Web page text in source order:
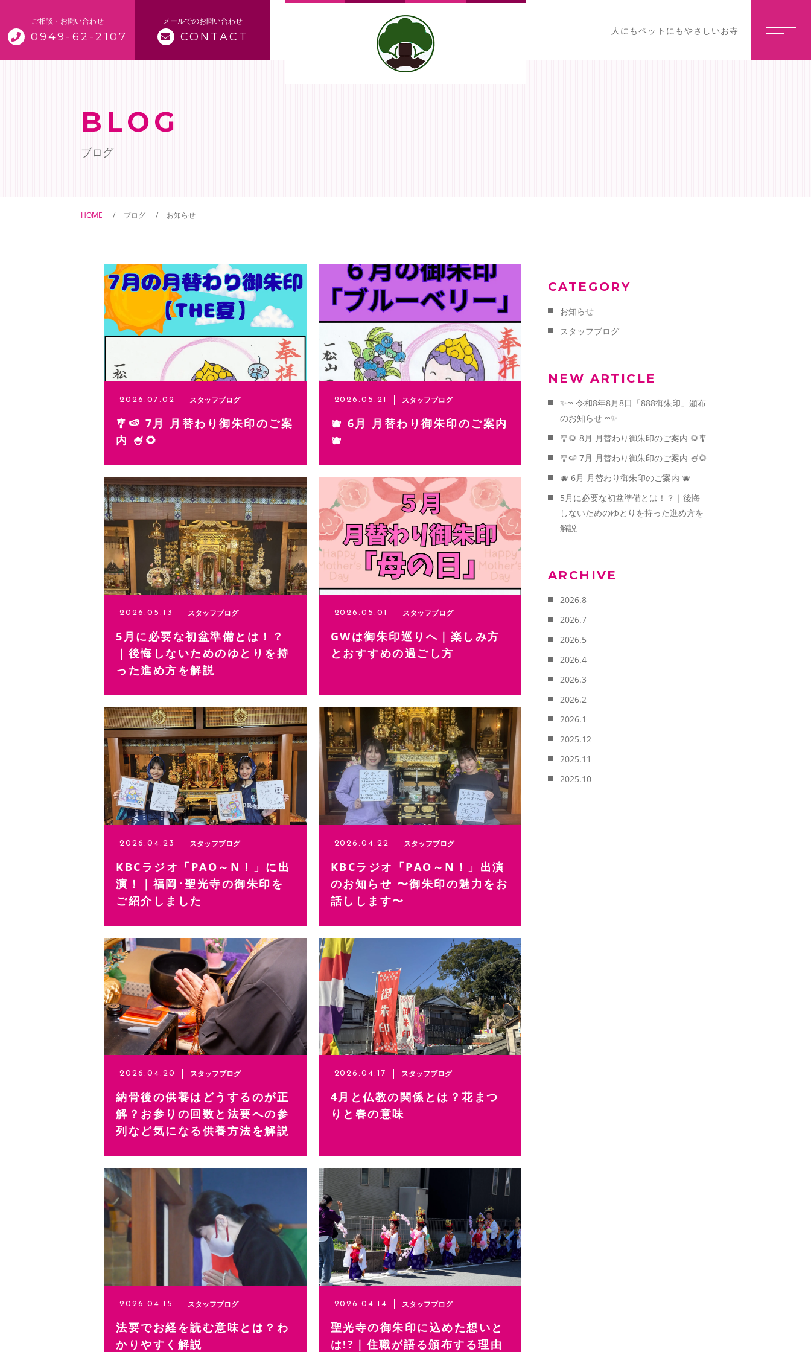
ご相談・お問い合わせ
0949-62-2107
メールでのお問い合わせ
CONTACT 人にもペットにもやさしいお寺
トップページ
御朱印について
寺カフェ「蓮花」
住職からのご挨拶
よくある質問
アクセス
ブログ
当寺からのお知らせ
お問い合わせ
BLOG
ブログ
HOME ブログ お知らせ
2026.07.02 スタッフブログ
🎐🍉 7月 月替わり御朱印のご案
内 🍧🌻
2026.05.21 スタッフブログ
🫐 6月 月替わり御朱印のご案内
🫐
2026.05.13 スタッフブログ
5月に必要な初盆準備とは！？
｜後悔しないためのゆとりを持
った進め方を解説
2026.05.01 スタッフブログ
GWは御朱印巡りへ｜楽しみ方
とおすすめの過ごし方
2026.04.23 スタッフブログ
KBCラジオ「PAO～N！」に出
演！｜福岡･聖光寺の御朱印を
ご紹介しました
2026.04.22 スタッフブログ
KBCラジオ「PAO～N！」出演
のお知らせ 〜御朱印の魅力をお
話しします〜
2026.04.20 スタッフブログ
納骨後の供養はどうするのが正
解？お参りの回数と法要への参
列など気になる供養方法を解説
2026.04.17 スタッフブログ
4月と仏教の関係とは？花まつ
りと春の意味
2026.04.15 スタッフブログ
法要でお経を読む意味とは？わ
かりやすく解説
2026.04.14 スタッフブログ
聖光寺の御朱印に込めた想いと
は!?｜住職が語る頒布する理由
CATEGORY
お知らせ
スタッフブログ
NEW ARTICLE
✨∞ 令和8年8月8日「888御朱印」頒布
のお知らせ ∞✨
🎐🌻 8月 月替わり御朱印のご案内 🌻🎐
🎐🍉 7月 月替わり御朱印のご案内 🍧🌻
🫐 6月 月替わり御朱印のご案内 🫐
5月に必要な初盆準備とは！？｜後悔
しないためのゆとりを持った進め方を
解説
ARCHIVE
2026.8
2026.7
2026.5
2026.4
2026.3
2026.2
2026.1
2025.12
2025.11
2025.10